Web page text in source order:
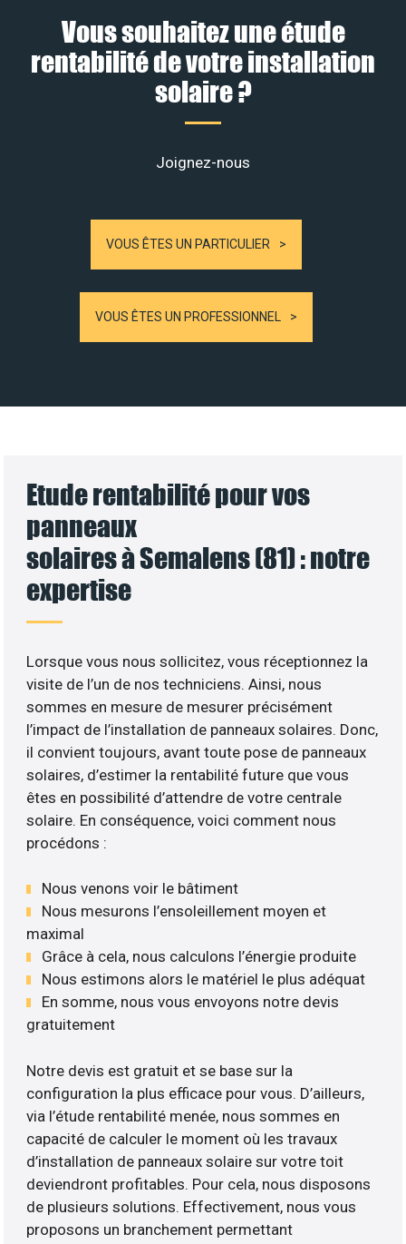
Vous souhaitez une étude
rentabilité de votre installation
solaire ?
Joignez-nous
VOUS ÊTES UN PARTICULIER
VOUS ÊTES UN PROFESSIONNEL
Etude rentabilité pour vos
panneaux
solaires à Semalens (81) : notre
expertise
Lorsque vous nous sollicitez, vous réceptionnez la
visite de l’un de nos techniciens. Ainsi, nous
sommes en mesure de mesurer précisément
l’impact de l’installation de panneaux solaires. Donc,
il convient toujours, avant toute pose de panneaux
solaires, d’estimer la rentabilité future que vous
êtes en possibilité d’attendre de votre centrale
solaire. En conséquence, voici comment nous
procédons :
Nous venons voir le bâtiment
Nous mesurons l’ensoleillement moyen et
maximal
Grâce à cela, nous calculons l’énergie produite
Nous estimons alors le matériel le plus adéquat
En somme, nous vous envoyons notre devis
gratuitement
Notre devis est gratuit et se base sur la
configuration la plus efficace pour vous. D’ailleurs,
via l’étude rentabilité menée, nous sommes en
capacité de calculer le moment où les travaux
d’installation de panneaux solaire sur votre toit
deviendront profitables. Pour cela, nous disposons
de plusieurs solutions. Effectivement, nous vous
proposons un branchement permettant